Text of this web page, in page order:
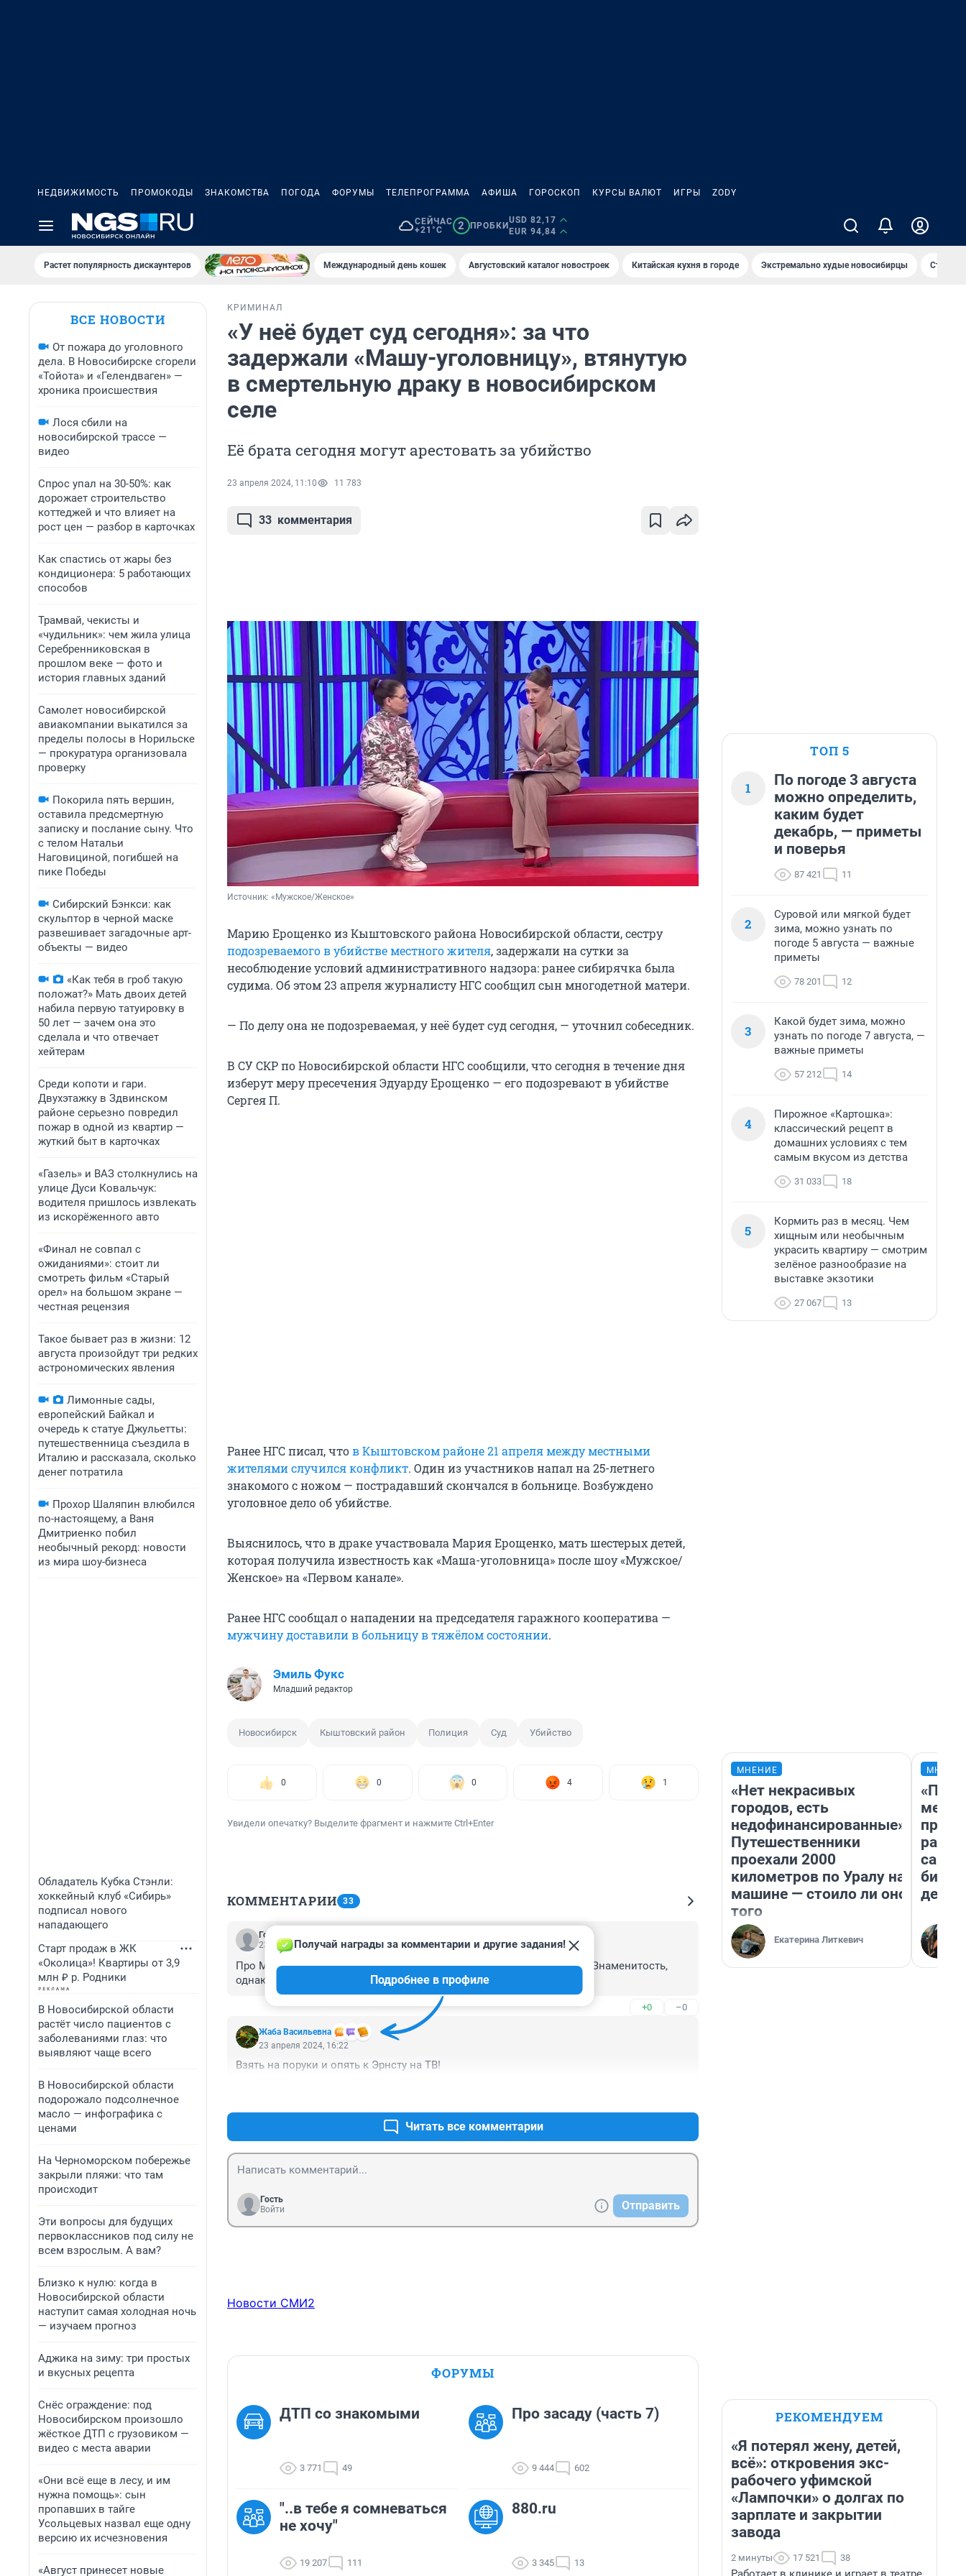
НЕДВИЖИМОСТЬ ПРОМОКОДЫ ЗНАКОМСТВА ПОГОДА ФОРУМЫ ТЕЛЕПРОГРАММА АФИША ГОРОСКОП КУРСЫ ВАЛЮТ ИГРЫ ZODY
СЕЙЧАС
+21°C
2 ПРОБКИ
USD 82,17
EUR 94,84
Растет популярность дискаунтеров Международный день кошек Августовский каталог новостроек Китайская кухня в городе Экстремально худые новосибирцы Старт
ВСЕ НОВОСТИ
От пожара до уголовного
дела. В Новосибирске сгорели
«Тойота» и «Гелендваген» —
хроника происшествия
Лося сбили на
новосибирской трассе —
видео
Спрос упал на 30-50%: как
дорожает строительство
коттеджей и что влияет на
рост цен — разбор в карточках
Как спастись от жары без
кондиционера: 5 работающих
способов
Трамвай, чекисты и
«чудильник»: чем жила улица
Серебренниковская в
прошлом веке — фото и
история главных зданий
Самолет новосибирской
авиакомпании выкатился за
пределы полосы в Норильске
— прокуратура организовала
проверку
Покорила пять вершин,
оставила предсмертную
записку и послание сыну. Что
с телом Натальи
Наговициной, погибшей на
пике Победы
Сибирский Бэнкси: как
скульптор в черной маске
развешивает загадочные арт-
объекты — видео
«Как тебя в гроб такую
положат?» Мать двоих детей
набила первую татуировку в
50 лет — зачем она это
сделала и что отвечает
хейтерам
Среди копоти и гари.
Двухэтажку в Здвинском
районе серьезно повредил
пожар в одной из квартир —
жуткий быт в карточках
«Газель» и ВАЗ столкнулись на
улице Дуси Ковальчук:
водителя пришлось извлекать
из искорёженного авто
«Финал не совпал с
ожиданиями»: стоит ли
смотреть фильм «Старый
орел» на большом экране —
честная рецензия
Такое бывает раз в жизни: 12
августа произойдут три редких
астрономических явления
Лимонные сады,
европейский Байкал и
очередь к статуе Джульетты:
путешественница съездила в
Италию и рассказала, сколько
денег потратила
Прохор Шаляпин влюбился
по-настоящему, а Ваня
Дмитриенко побил
необычный рекорд: новости
из мира шоу-бизнеса
Обладатель Кубка Стэнли:
хоккейный клуб «Сибирь»
подписал нового
нападающего
Старт продаж в ЖК
«Околица»! Квартиры от 3,9
млн ₽ р. Родники
В Новосибирской области
растёт число пациентов с
заболеваниями глаз: что
выявляют чаще всего
В Новосибирской области
подорожало подсолнечное
масло — инфографика с
ценами
На Черноморском побережье
закрыли пляжи: что там
происходит
Эти вопросы для будущих
первоклассников под силу не
всем взрослым. А вам?
Близко к нулю: когда в
Новосибирской области
наступит самая холодная ночь
— изучаем прогноз
Аджика на зиму: три простых
и вкусных рецепта
Снёс ограждение: под
Новосибирском произошло
жёсткое ДТП с грузовиком —
видео с места аварии
«Они всё еще в лесу, и им
нужна помощь»: сын
пропавших в тайге
Усольцевых назвал еще одну
версию их исчезновения
«Август принесет новые
КРИМИНАЛ
«У неё будет суд сегодня»: за что
задержали «Машу-уголовницу», втянутую
в смертельную драку в новосибирском
селе
Её брата сегодня могут арестовать за убийство
23 апреля 2024, 11:10 11 783
33 комментария
Источник: «Мужское/Женское»
Марию Ерощенко из Кыштовского района Новосибирской области, сестру
подозреваемого в убийстве местного жителя, задержали на сутки за
несоблюдение условий административного надзора: ранее сибирячка была
судима. Об этом 23 апреля журналисту НГС сообщил сын многодетной матери.
— По делу она не подозреваемая, у неё будет суд сегодня, — уточнил собеседник.
В СУ СКР по Новосибирской области НГС сообщили, что сегодня в течение дня
изберут меру пресечения Эдуарду Ерощенко — его подозревают в убийстве
Сергея П.
Ранее НГС писал, чтов Кыштовском районе 21 апреля между местными
жителями случился конфликт. Один из участников напал на 25-летнего
знакомого с ножом — пострадавший скончался в больнице. Возбуждено
уголовное дело об убийстве.
Выяснилось, что в драке участвовала Мария Ерощенко, мать шестерых детей,
которая получила известность как «Маша-уголовница» после шоу «Мужское/
Женское» на «Первом канале».
Ранее НГС сообщал о нападении на председателя гаражного кооператива —
мужчину доставили в больницу в тяжёлом состоянии.
Эмиль Фукс
Младший редактор
Новосибирск Кыштовский район Полиция Суд Убийство
0 0 0 4 1
Увидели опечатку? Выделите фрагмент и нажмите Ctrl+Enter
КОММЕНТАРИИ 33
Гость
23 апреля 2024, 22:51
Про Машу на главной странице НГС ссылки на целых 3 публикации. Знаменитость,
однако.
+0 –0
Жаба Васильевна
Получай награды за комментарии и другие задания!
Подробнее в профиле
23 апреля 2024, 16:22
Взять на поруки и опять к Эрнсту на ТВ!
Читать все комментарии
Гость
Войти
Отправить
Новости СМИ2
ФОРУМЫ
ДТП со знакомыми
3 771 49
Про засаду (часть 7)
9 444 602
"..в тебе я сомневаться
не хочу"
19 207 111
880.ru
3 345 13
ТОП 5
1
По погоде 3 августа
можно определить,
каким будет
декабрь, — приметы
и поверья
87 421 11
2
Суровой или мягкой будет
зима, можно узнать по
погоде 5 августа — важные
приметы
78 201 12
3
Какой будет зима, можно
узнать по погоде 7 августа, —
важные приметы
57 212 14
4
Пирожное «Картошка»:
классический рецепт в
домашних условиях с тем
самым вкусом из детства
31 033 18
5
Кормить раз в месяц. Чем
хищным или необычным
украсить квартиру — смотрим
зелёное разнообразие на
выставке экзотики
27 067 13
МНЕНИЕ
«Нет некрасивых
городов, есть
недофинансированные».
Путешественники
проехали 2000
километров по Уралу на
машине — стоило ли оно
того
Екатерина Литкевич
РЕКОМЕНДУЕМ
«Я потерял жену, детей,
всё»: откровения экс-
рабочего уфимской
«Лампочки» о долгах по
зарплате и закрытии
завода
2 минуты 17 521 38